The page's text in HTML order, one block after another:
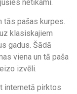
netīkami.
pašas kurpes.
klasiskajiem
gadus. Šādā
viena un tā paša
izvēli.
internetā pirktos